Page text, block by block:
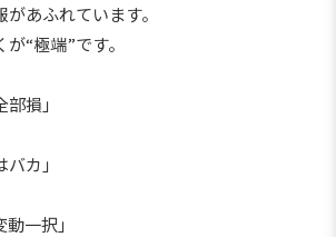
あふれています。
“極端”です。
損」
カ」
一択」